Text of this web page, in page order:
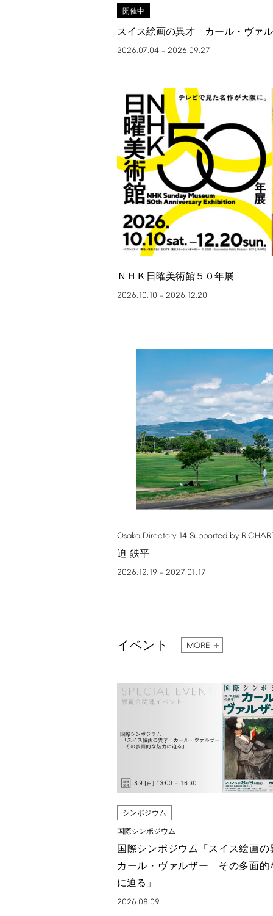
開催中
スイス絵画の異才 カール・ヴァ
2026.07.04 – 2026.09.27
ＮＨＫ日曜美術館５０年展
2026.10.10 – 2026.12.20
Osaka Directory 14 Supported by
迫 鉄平
2026.12.19 – 2027.01.17
イベント MORE
シンポジウム
国際シンポジウム
国際シンポジウム「スイス絵画
カール・ヴァルザー その多面的
に迫る」
2026.08.09